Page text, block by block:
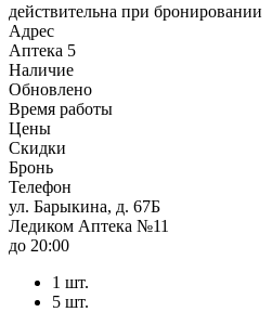
действительна при бронировании
Адрес
Аптека 5
Наличие
Обновлено
Время работы
Цены
Скидки
Бронь
Телефон
ул. Барыкина, д. 67Б
Ледиком Аптека №11
до 20:00
1 шт.
5 шт.